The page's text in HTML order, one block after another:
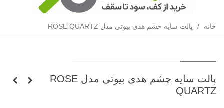
خانه / پالت سایه چشم هدی بیوتی مدل ROSE QUARTZ
پالت سایه چشم هدی بیوتی مدل ROSE
QUARTZ